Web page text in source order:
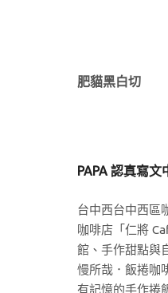
肥貓黑白切
PAPA 認真寫文
台中西台中西區
咖啡店「仁將
館、手作甜點與
慢所哉．飯捲咖
有記憶的手作捲